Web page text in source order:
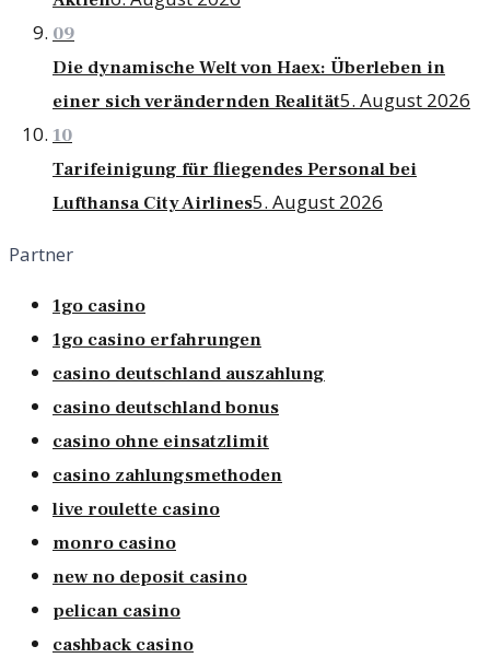
09
Die dynamische Welt von Haex: Überleben in
einer sich verändernden Realität5. August 2026
10
Tarifeinigung für fliegendes Personal bei
Lufthansa City Airlines5. August 2026
Partner
1go casino
1go casino erfahrungen
casino deutschland auszahlung
casino deutschland bonus
casino ohne einsatzlimit
casino zahlungsmethoden
live roulette casino
monro casino
new no deposit casino
pelican casino
cashback casino